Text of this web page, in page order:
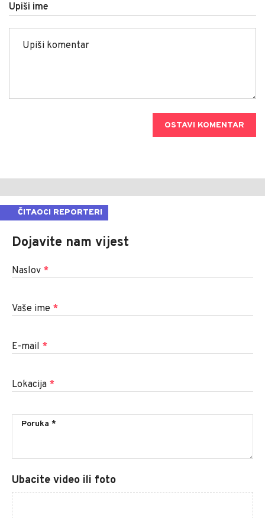
Upiši ime
OSTAVI KOMENTAR
ČITAOCI REPORTERI
Dojavite nam vijest
Naslov *
Vaše ime *
E-mail *
Lokacija *
Ubacite video ili foto